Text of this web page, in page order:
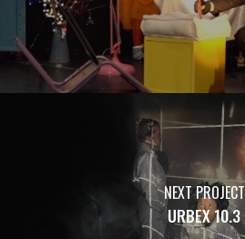
NEXT PROJECT
URBEX 10.3